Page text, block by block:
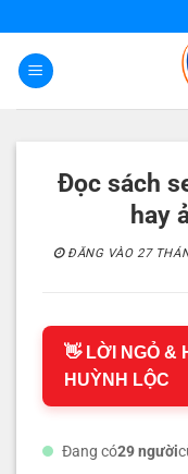
nội
dung
Đọc sách
hay
ĐĂNG VÀO 27
👋 LỜI NGỎ &
HUỲNH LỘC
Đang có29 người